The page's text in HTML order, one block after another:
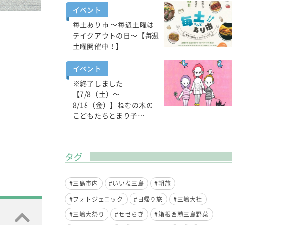
イベント
毎土あり市 ～毎週土曜は
テイクアウトの日～【毎週
土曜開催中！】
イベント
※終了しました
【7/8（土）～
8/18（金）】ねむの木の
こどもたちとまり子…
タグ
#三島市内 #いいね三島
#朝旅
#フォトジェニック
#日帰り旅
#三嶋大社
#三嶋大祭り
#せせらぎ
#箱根西麓三島野菜